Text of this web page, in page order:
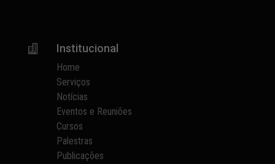
 Institucional
Home
Serviços
Notícias
Eventos e Reuniões
Cursos
Palestras
Publicações